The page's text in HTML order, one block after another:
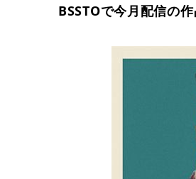
BSSTOで今月配信の作